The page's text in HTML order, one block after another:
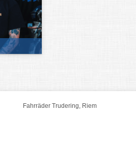
Fahrräder Trudering, Riem